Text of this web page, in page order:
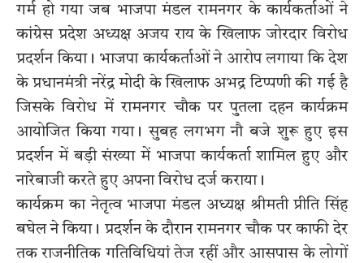
गर्म हो गया जब भाजपा मंडल रामनगर के कार्यकर्ताओं ने
कांग्रेस प्रदेश अध्यक्ष अजय राय के खिलाफ जोरदार विरोध
प्रदर्शन किया। भाजपा कार्यकर्ताओं ने आरोप लगाया कि देश
के प्रधानमंत्री नरेंद्र मोदी के खिलाफ अभद्र टिप्पणी की गई है
जिसके विरोध में रामनगर चौक पर पुतला दहन कार्यक्रम
आयोजित किया गया। सुबह लगभग नौ बजे शुरू हुए इस
प्रदर्शन में बड़ी संख्या में भाजपा कार्यकर्ता शामिल हुए और
नारेबाजी करते हुए अपना विरोध दर्ज कराया।
कार्यक्रम का नेतृत्व भाजपा मंडल अध्यक्ष श्रीमती प्रीति सिंह
बघेल ने किया। प्रदर्शन के दौरान रामनगर चौक पर काफी देर
तक राजनीतिक गतिविधियां तेज रहीं और आसपास के लोगों